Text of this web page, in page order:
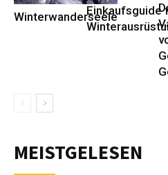
WinterwanderseeleEinkaufsguide
MEISTGELESEN